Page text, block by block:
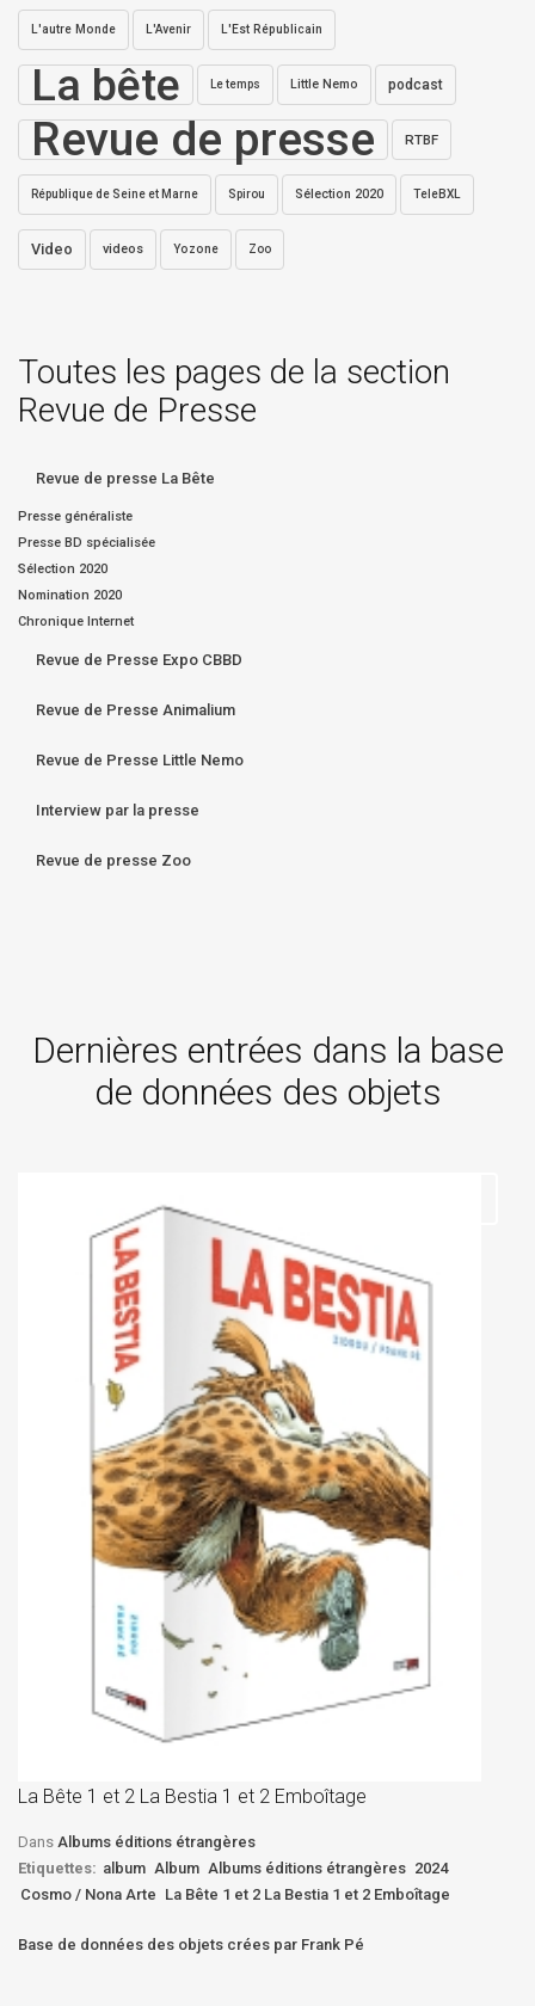
L'autre Monde L'Avenir L'Est Républicain
La bête Le temps Little Nemo podcast
Revue de presse RTBF
République de Seine et Marne Spirou Sélection 2020 TeleBXL
Video videos Yozone Zoo
Toutes les pages de la section
Revue de Presse
Revue de presse La Bête
Presse généraliste
Presse BD spécialisée
Sélection 2020
Nomination 2020
Chronique Internet
Revue de Presse Expo CBBD
Revue de Presse Animalium
Revue de Presse Little Nemo
Interview par la presse
Revue de presse Zoo
Dernières entrées dans la base
de données des objets
La Bête 1 et 2 La Bestia 1 et 2 Emboîtage
Dans Albums éditions étrangères
Etiquettes: album Album Albums éditions étrangères 2024
Cosmo / Nona Arte La Bête 1 et 2 La Bestia 1 et 2 Emboîtage
Base de données des objets crées par Frank Pé